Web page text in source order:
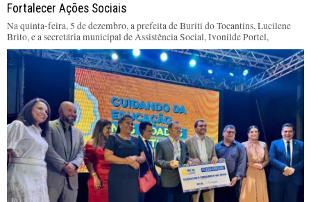
Fortalecer Ações Sociais
Na quinta-feira, 5 de dezembro, a prefeita de Buriti do Tocantins, Lucilene
Brito, e a secretária municipal de Assistência Social, Ivonilde Portel,